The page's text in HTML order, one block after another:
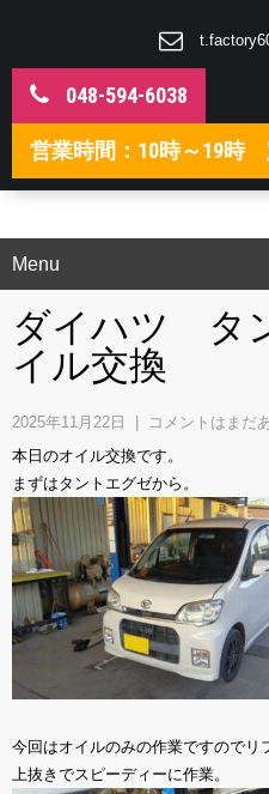
048-594-6038
営業時間：10時～19時
Menu
ダイハツ
イル交換
2025年11月22日
コメントはまだ
本日のオイル交換です。
まずはタントエグゼから。
今回はオイルのみの作業ですのでリ
上抜きでスピーディーに作業。